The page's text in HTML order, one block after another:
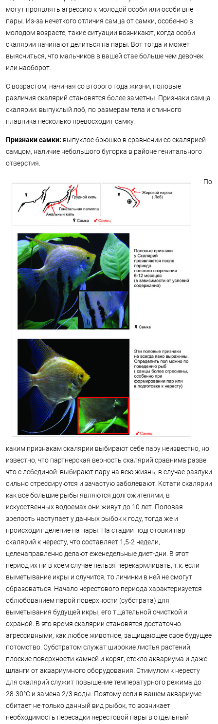
могут проявлять агрессию к молодой особи или особи вне
пары. Из-за нечеткого отличия самца от самки, особенно в
молодом возрасте, такие ситуации возникают, когда особи
скалярии начинают делиться на пары. Вот тогда и может
выясниться, что мальчиков в вашей стае больше чем девочек
или наоборот.
С возрастом, начиная со второго года жизни, половые
различия скалярий становятся более заметны. Признаки самца
скалярии: выпуклый лоб, по размерам тела и спинного
плавника несколько превосходит самку.
Признаки самки: выпуклое брюшко в сравнении со скалярией-
самцом, наличие небольшого бугорка в районе генитального
отверстия.
По
каким признакам скалярии выбирают себе пару неизвестно, но
известно, что партнерская верность скалярий сравнима разве
что с лебединой: выбирают пару на всю жизнь, в случае разлуки
сильно стрессируются и зачастую заболевают. Кстати скалярии
как все большие рыбы являются долгожителями, в
искусственных водоемах они живут до 10 лет. Половая
зрелость наступает у данных рыбок к году, тогда же и
происходит деление на пары. На стадии подготовки пар
скалярий к нересту, что составляет 1,5-2 недели,
целенаправленно делают еженедельные диет-дни. В этот
период их ни в коем случае нельзя перекармливать, т.к. если
выметывание икры и случится, то личинки в ней не смогут
образоваться. Начало нерестового периода характеризуется
облюбованием парой поверхности (субстрата) для
выметывания будущей икры, его тщательной очисткой и
охраной. В это время скалярии становятся достаточно
агрессивными, как любое животное, защищающее свое будущее
потомство. Субстратом служат широкие листья растений,
плоские поверхности камней и коряг, стекло аквариума и даже
шланги от аквариумного оборудования. Стимулом к нересту
для скалярий служит повышение температурного режима до
28-30°С и замена 2/3 воды. Поэтому если в вашем аквариуме
обитает не только данный вид рыбок, то возникает
необходимость пересадки нерестовой пары в отдельный